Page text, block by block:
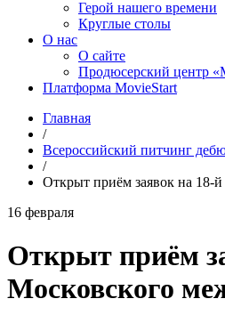
Герой нашего времени
Круглые столы
О нас
О сайте
Продюсерский центр
Платформа MovieStart
Главная
/
Всероссийский питчинг
/
Открыт приём заявок на 18-
16 февраля
Открыт приём
Московского